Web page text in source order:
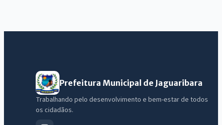
Prefeitura Municipal de Jaguaribara
Trabalhando pelo desenvolvimento e bem-estar de todos
os cidadãos.